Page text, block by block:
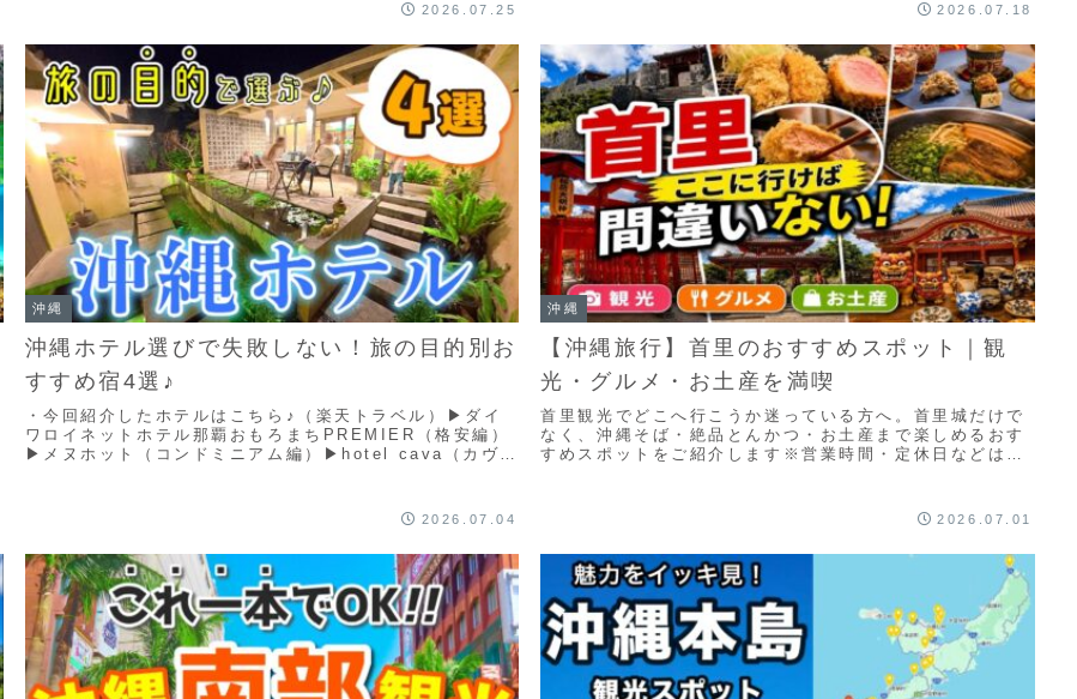
2026.07.25 2026.07.18
沖縄
沖縄ホテル選びで失敗しない！旅の目的別お
すすめ宿4選♪
・今回紹介したホテルはこちら♪（楽天トラベル）▶ダイ
ワロイネットホテル那覇おもろまちPREMIER（格安編）
▶メヌホット（コンドミニアム編）▶hotel cava（カヴ
2026.07.04
沖縄
【沖縄旅行】首里のおすすめスポット｜観
光・グルメ・お土産を満喫
首里観光でどこへ行こうか迷っている方へ。首里城だけで
なく、沖縄そば・絶品とんかつ・お土産まで楽しめるおす
すめスポットをご紹介します※営業時間・定休日などは変
2026.07.01